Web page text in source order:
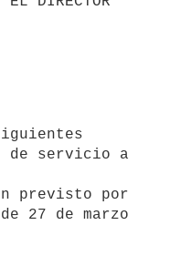
de servicio a
27 de marzo